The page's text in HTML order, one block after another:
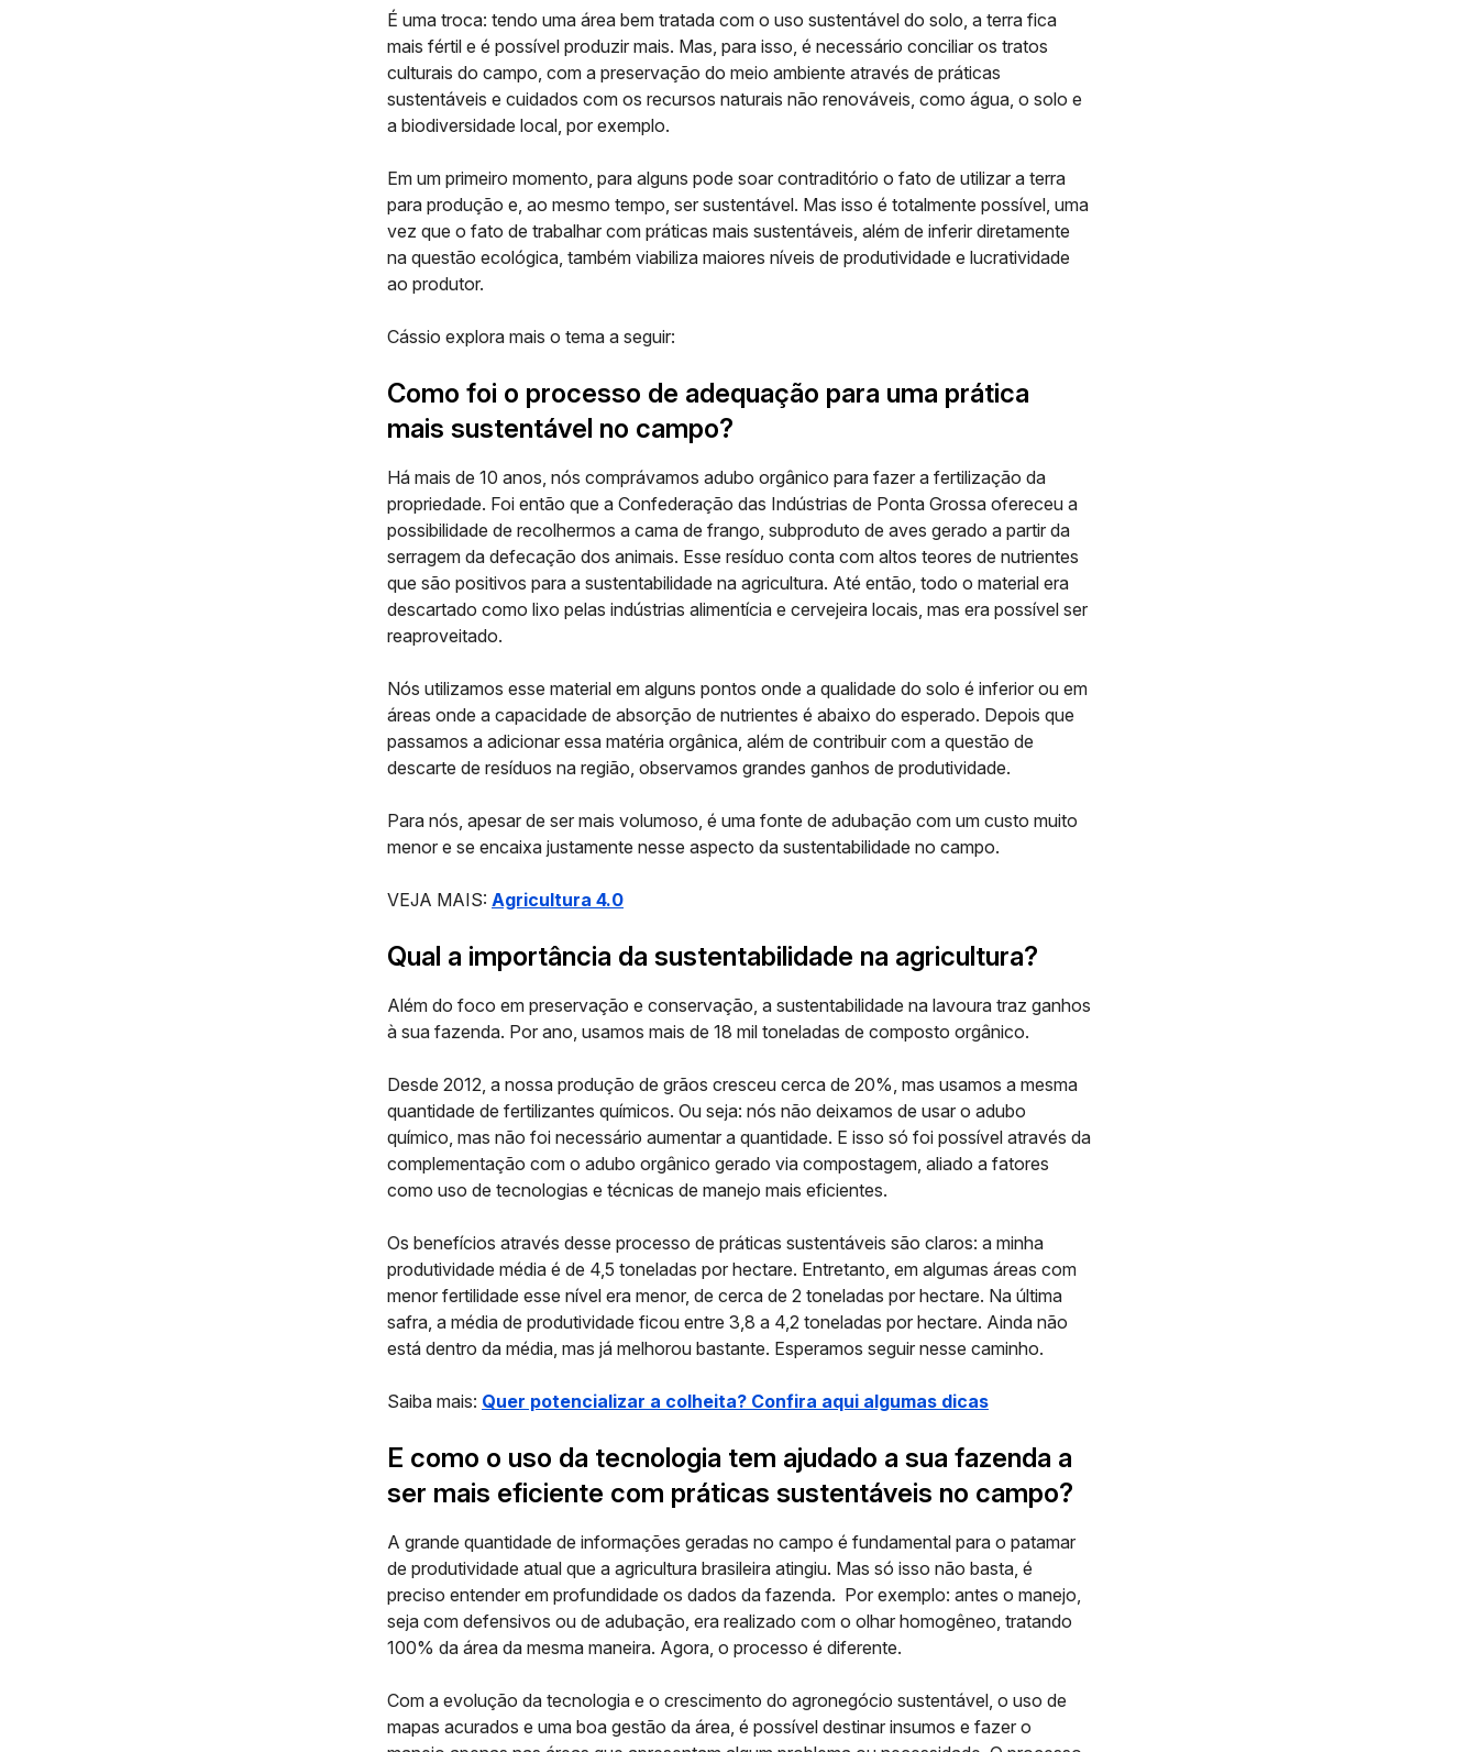
É uma troca: tendo uma área bem tratada com o uso sustentável do solo , a terra fica
mais fértil e é possível produzir mais. Mas, para isso, é necessário conciliar os tratos
culturais do campo, com a preservação do meio ambiente através de práticas
sustentáveis e cuidados com os recursos naturais não renováveis, como água, o solo e
a biodiversidade local, por exemplo.
Em um primeiro momento, para alguns pode soar contraditório o fato de utilizar a terra
para produção e, ao mesmo tempo, ser sustentável. Mas isso é totalmente possível, uma
vez que o fato de trabalhar com práticas mais sustentáveis, além de inferir diretamente
na questão ecológica, também viabiliza maiores níveis de produtividade e lucratividade
ao produtor.
Cássio explora mais o tema a seguir:
Como foi o processo de adequação para uma prática
mais sustentável no campo?
Há mais de 10 anos, nós comprávamos adubo orgânico para fazer a fertilização da
propriedade. Foi então que a Confederação das Indústrias de Ponta Grossa ofereceu a
possibilidade de recolhermos a cama de frango, subproduto de aves gerado a partir da
serragem da defecação dos animais. Esse resíduo conta com altos teores de nutrientes
que são positivos para a sustentabilidade na agricultura. Até então, todo o material era
descartado como lixo pelas indústrias alimentícia e cervejeira locais, mas era possível ser
reaproveitado.
Nós utilizamos esse material em alguns pontos onde a qualidade do solo é inferior ou em
áreas onde a capacidade de absorção de nutrientes é abaixo do esperado. Depois que
passamos a adicionar essa matéria orgânica, além de contribuir com a questão de
descarte de resíduos na região, observamos grandes ganhos de produtividade.
Para nós, apesar de ser mais volumoso, é uma fonte de adubação com um custo muito
menor e se encaixa justamente nesse aspecto da sustentabilidade no campo.
VEJA MAIS: Agricultura 4.0
Qual a importância da sustentabilidade na agricultura?
Além do foco em preservação e conservação, a sustentabilidade na lavoura traz ganhos
à sua fazenda. Por ano, usamos mais de 18 mil toneladas de composto orgânico.
Desde 2012, a nossa produção de grãos cresceu cerca de 20%, mas usamos a mesma
quantidade de fertilizantes químicos. Ou seja: nós não deixamos de usar o adubo
químico, mas não foi necessário aumentar a quantidade. E isso só foi possível através da
complementação com o adubo orgânico gerado via compostagem, aliado a fatores
como uso de tecnologias e técnicas de manejo mais eficientes.
Os benefícios através desse processo de práticas sustentáveis são claros: a minha
produtividade média é de 4,5 toneladas por hectare. Entretanto, em algumas áreas com
menor fertilidade esse nível era menor, de cerca de 2 toneladas por hectare. Na última
safra, a média de produtividade ficou entre 3,8 a 4,2 toneladas por hectare. Ainda não
está dentro da média, mas já melhorou bastante. Esperamos seguir nesse caminho.
Saiba mais: Quer potencializar a colheita? Confira aqui algumas dicas
E como o uso da tecnologia tem ajudado a sua fazenda a
ser mais eficiente com práticas sustentáveis no campo?
A grande quantidade de informações geradas no campo é fundamental para o patamar
de produtividade atual que a agricultura brasileira atingiu. Mas só isso não basta, é
preciso entender em profundidade os dados da fazenda. Por exemplo: antes o manejo,
seja com defensivos ou de adubação, era realizado com o olhar homogêneo, tratando
100% da área da mesma maneira. Agora, o processo é diferente.
Com a evolução da tecnologia e o crescimento do agronegócio sustentável, o uso de
mapas acurados e uma boa gestão da área, é possível destinar insumos e fazer o